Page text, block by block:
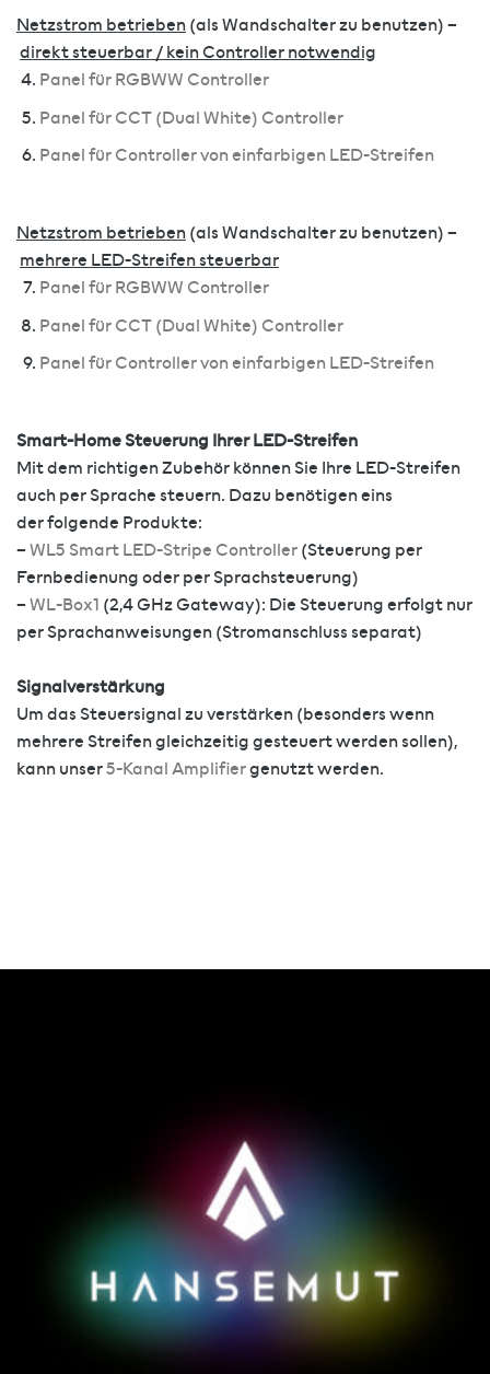
Netzstrom betrieben(als Wandschalter zu benutzen) –
direkt steuerbar / kein Controller notwendig
Panel für RGBWW Controller
Panel für CCT (Dual White) Controller
Panel für Controller von einfarbigen LED-Streifen
Netzstrom betrieben(als Wandschalter zu benutzen) –
mehrere LED-Streifen steuerbar
Panel für RGBWW Controller
Panel für CCT (Dual White) Controller
Panel für Controller von einfarbigen LED-Streifen
Smart-Home Steuerung Ihrer LED-Streifen
Mit dem richtigen Zubehör können Sie Ihre LED-Streifen
auch per Sprache steuern. Dazu benötigen eins
der folgende Produkte:
–WL5 Smart LED-Stripe Controller(Steuerung per
Fernbedienung oder per Sprachsteuerung)
–WL-Box1 (2,4 GHz Gateway): Die Steuerung erfolgt nur
per Sprachanweisungen (Stromanschluss separat)
Signalverstärkung
Um das Steuersignal zu verstärken (besonders wenn
mehrere Streifen gleichzeitig gesteuert werden sollen),
kann unser5-Kanal Amplifiergenutzt werden.